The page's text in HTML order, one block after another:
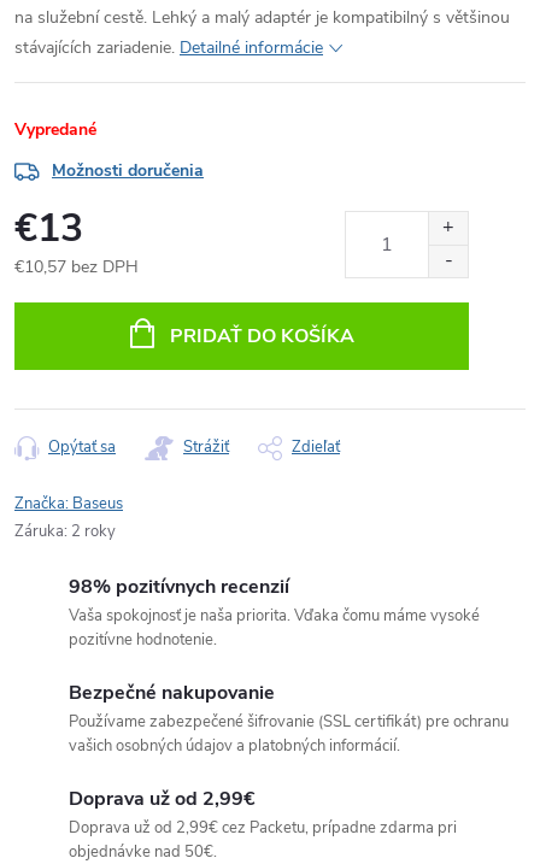
na služební cestě. Lehký a malý adaptér je kompatibilný s většinou
stávajících zariadenie. Detailné informácie
Vypredané
Možnosti doručenia
€13
€10,57 bez DPH
PRIDAŤ DO KOŠÍKA
Opýtať sa Strážiť Zdieľať
Značka: Baseus
Záruka: 2 roky
98% pozitívnych recenzií
Vaša spokojnosť je naša priorita. Vďaka čomu máme vysoké
pozitívne hodnotenie.
Bezpečné nakupovanie
Používame zabezpečené šifrovanie (SSL certifikát) pre ochranu
vašich osobných údajov a platobných informácií.
Doprava už od 2,99€
Doprava už od 2,99€ cez Packetu, prípadne zdarma pri
objednávke nad 50€.